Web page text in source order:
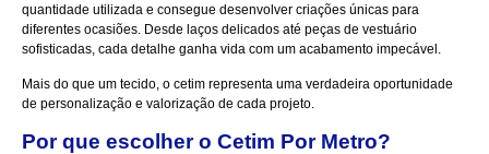
quantidade utilizada e consegue desenvolver criações únicas para
diferentes ocasiões. Desde laços delicados até peças de vestuário
sofisticadas, cada detalhe ganha vida com um acabamento impecável.
Mais do que um tecido, o cetim representa uma verdadeira oportunidade
de personalização e valorização de cada projeto.
Por que escolher o Cetim Por Metro?